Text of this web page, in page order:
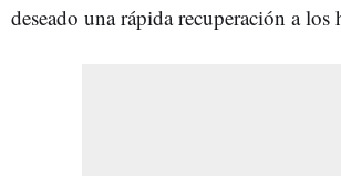
deseado una rápida recuperación a los